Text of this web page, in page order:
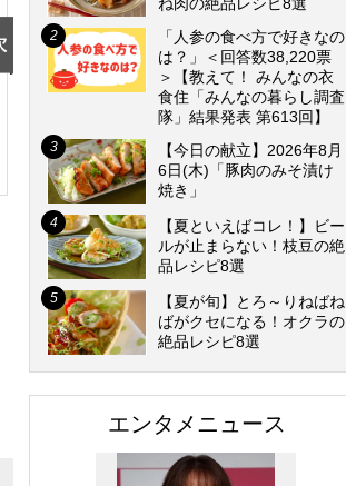
「人参の食べ方で好きなの
は？」＜回答数38,220票
＞【教えて！ みんなの衣
食住「みんなの暮らし調査
隊」結果発表 第613回】
【今日の献立】2026年8月
6日(木)「豚肉のみそ漬け
焼き」
【夏といえばコレ！】ビー
ルが止まらない！枝豆の絶
品レシピ8選
【夏が旬】とろ～りねばね
ばがクセになる！オクラの
絶品レシピ8選
エンタメニュース